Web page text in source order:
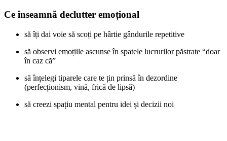
Ce înseamnă declutter emoțional
să îți dai voie să scoți pe hârtie gândurile repetitive
să observi emoțiile ascunse în spatele lucrurilor păstrate “doar
în caz că”
să înțelegi tiparele care te țin prinsă în dezordine
(perfecționism, vină, frică de lipsă)
să creezi spațiu mental pentru idei și decizii noi